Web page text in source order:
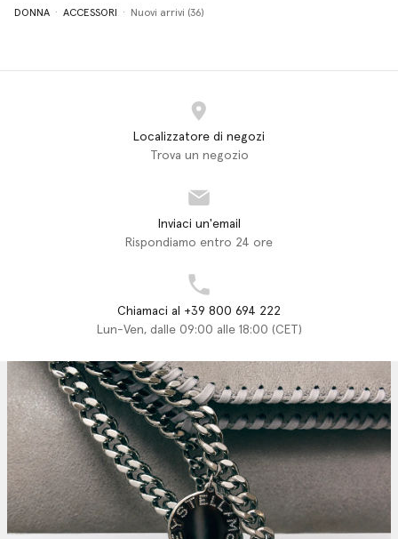
DONNA ACCESSORI Nuovi arrivi (36)
Localizzatore di negozi
Trova un negozio
Inviaci un'email
Rispondiamo entro 24 ore
Chiamaci al +39 800 694 222
Lun-Ven, dalle 09:00 alle 18:00 (CET)